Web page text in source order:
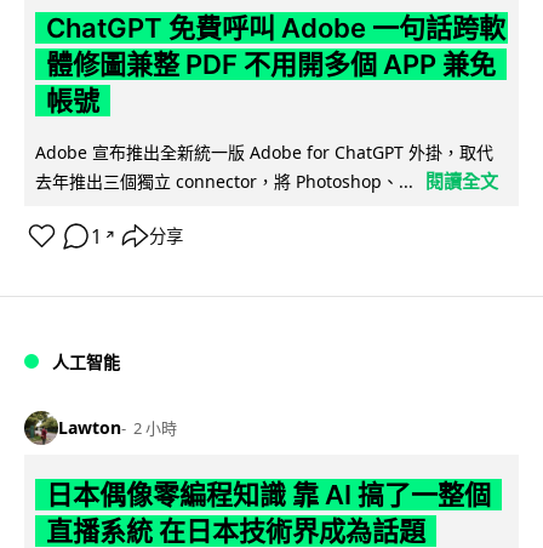
ChatGPT 免費呼叫 Adobe 一句話跨軟
體修圖兼整 PDF 不用開多個 APP 兼免
帳號
Adobe 宣布推出全新統一版 Adobe for ChatGPT 外掛，取代
去年推出三個獨立 connector，將 Photoshop、...
閱讀全文
1 ↗ 分享
人工智能
Lawton 2 小時
日本偶像零編程知識 靠 AI 搞了一整個
直播系統 在日本技術界成為話題